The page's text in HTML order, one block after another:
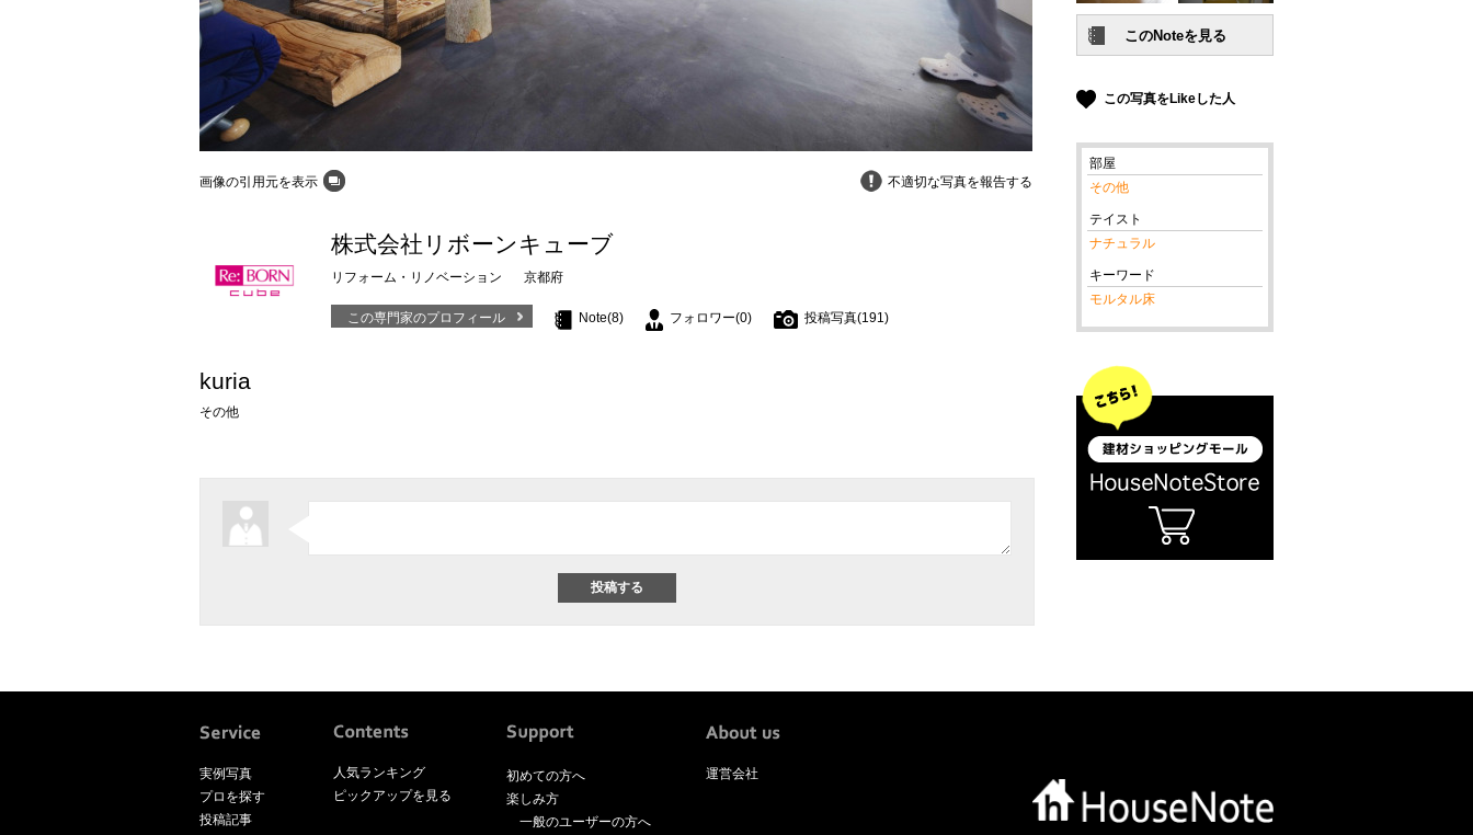
画像の引用元を表示 不適切な写真を報告する
株式会社リボーンキューブ
リフォーム・リノベーション 京都府
この専門家のプロフィール Note(8) フォロワー(0) 投稿写真(191)
kuria
その他
この写真をLikeした人
部屋
その他
テイスト
ナチュラル
キーワード
モルタル床
実例写真
プロを探す
投稿記事
人気ランキング
ピックアップを見る
初めての方へ
楽しみ方
一般のユーザーの方へ
運営会社